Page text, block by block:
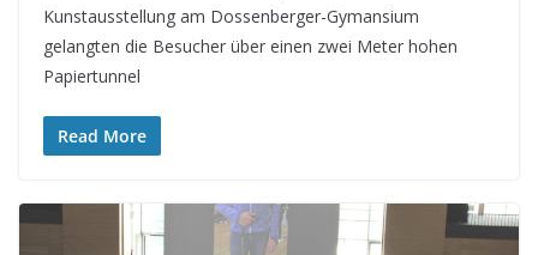
Kunstausstellung am Dossenberger-Gymansium
gelangten die Besucher über einen zwei Meter hohen
Papiertunnel
Read More